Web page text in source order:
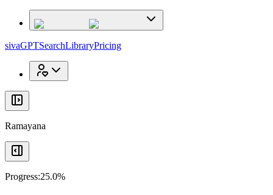
sivaGPTSearchLibraryPricing
Ramayana
Progress:25.0%